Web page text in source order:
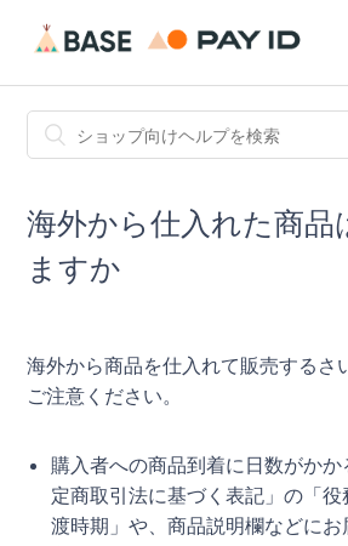
海外から仕入れた商品
ますか
海外から商品を仕入れて販売するさ
ご注意ください。
購入者への商品到着に日数がか
定商取引法に基づく表記」の「役
渡時期」や、商品説明欄などに